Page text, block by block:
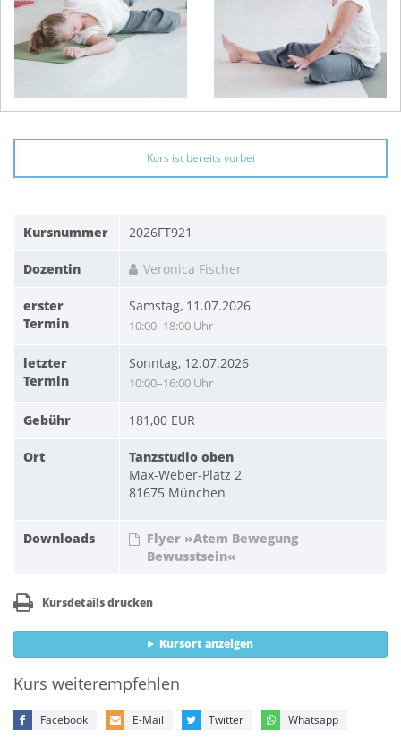
Kurs ist bereits vorbei
Kursnummer 2026FT921
Dozentin Veronica Fischer
erster
Termin
Samstag, 11.07.2026
10:00–18:00 Uhr
letzter
Termin
Sonntag, 12.07.2026
10:00–16:00 Uhr
Gebühr 181,00 EUR
Ort
Tanzstudio oben
Max-Weber-Platz 2
81675 München
Downloads
Flyer »Atem Bewegung
Bewusstsein«
Kursdetails drucken
Kursort anzeigen
Kurs weiterempfehlen
Facebook E-Mail Twitter Whatsapp